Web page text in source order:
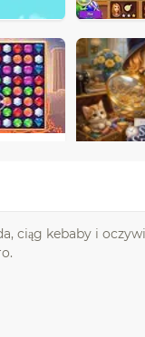
ciąg kebaby i